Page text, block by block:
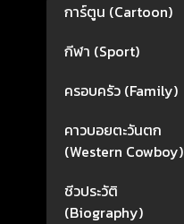
การ์ตูน (Cartoon)
กีฬา (Sport)
ครอบครัว (Family)
คาวบอยตะวันตก
(Western Cowboy)
ชีวประวัติ
(Biography)